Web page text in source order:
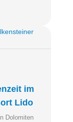
im
Lido
Dolomiten